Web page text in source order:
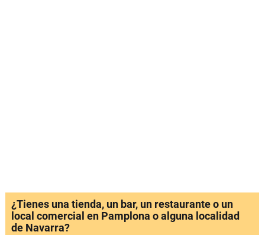
¿Tienes una tienda, un bar, un restaurante o un
local comercial en Pamplona o alguna localidad
de Navarra?